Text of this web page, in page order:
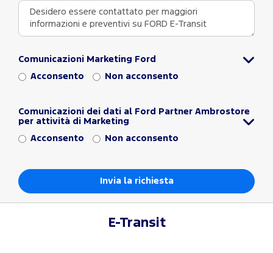
Comunicazioni Marketing Ford
Acconsento Non acconsento
Comunicazioni dei dati al Ford Partner Ambrostore
per attività di Marketing
Acconsento Non acconsento
E-Transit